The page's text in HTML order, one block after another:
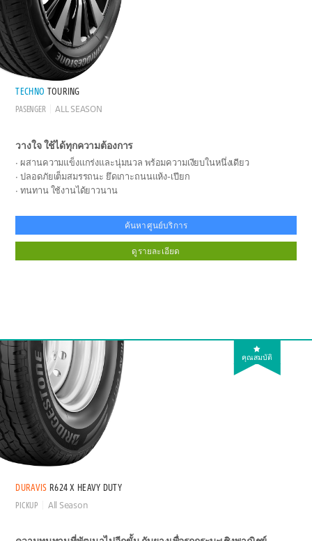
TECHNO TOURING
PASENGER ALL SEASON
วางใจ ใช้ได้ทุกความต้องการ
ผสานความแข็งแกร่งและนุ่มนวล พร้อมความเงียบในหนึ่งเดียว
ปลอดภัยเต็มสมรรถนะ ยึดเกาะถนนแห้ง-เปียก
ทนทาน ใช้งานได้ยาวนาน
ค้นหาศูนย์บริการ
ดูรายละเอียด
คุณสมบัติ
DURAVIS R624 X HEAVY DUTY
PICKUP All Season